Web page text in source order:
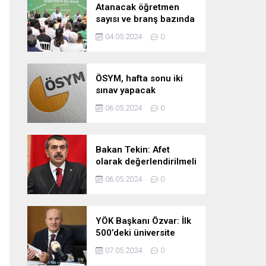
Atanacak öğretmen
sayısı ve branş bazında
kontenjan dağılımları
pazartesi belli oluyor
04.05.2024 0
ÖSYM, hafta sonu iki
sınav yapacak
06.05.2024 0
Bakan Tekin: Afet
olarak değerlendirilmeli
06.05.2024 0
YÖK Başkanı Özvar: İlk
500’deki üniversite
sayımızı 10’a çıkarmayı
hedefliyoruz
07.05.2024 0